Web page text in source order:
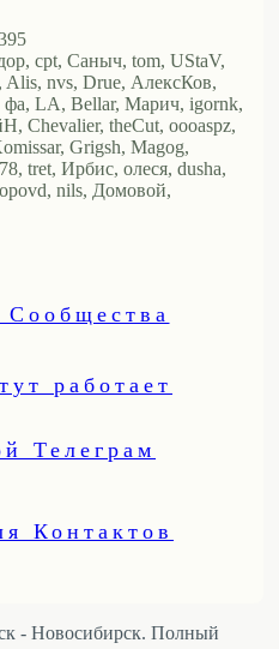
cpt, Саныч, tom, UStaV,
nvs, Drue, АлексКов,
фа, LA, Bellar, Марич, igornk,
Chevalier, theCut, oooaspz,
Grigsh, Magog,
tret, Ирбис, олеся, dusha,
nils, Домовой,
работает
Телеграм
Контактов
- Новосибирск. Полный